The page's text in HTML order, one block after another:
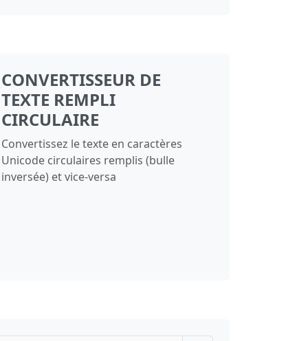
CONVERTISSEUR DE
TEXTE REMPLI
CIRCULAIRE
Convertissez le texte en caractères
Unicode circulaires remplis (bulle
inversée) et vice‑versa